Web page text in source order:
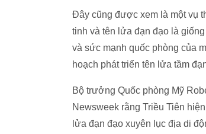
Đây cũng được xem là một vụ
tinh và tên lửa đạn đạo là
và sức mạnh quốc phòng của
hoạch phát triển tên lửa tầm
Bộ trưởng Quốc phòng Mỹ
Newsweek rằng Triều Tiên
lửa đạn đạo xuyên lục địa di